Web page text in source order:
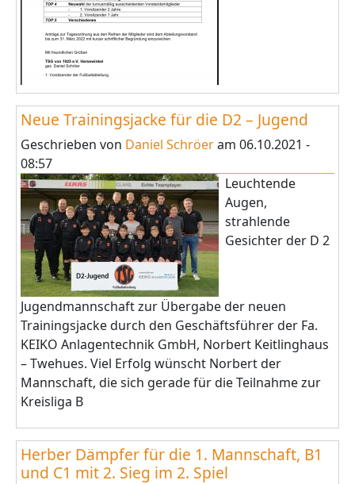
Neue Trainingsjacke für die D2 – Jugend
Geschrieben von Daniel Schröeram 06.10.2021 -
08:57
Leuchtende
Augen,
strahlende
Gesichter der D 2
Jugendmannschaft zur Übergabe der neuen
Trainingsjacke durch den Geschäftsführer der Fa.
KEIKO Anlagentechnik GmbH, Norbert Keitlinghaus
– Twehues. Viel Erfolg wünscht Norbert der
Mannschaft, die sich gerade für die Teilnahme zur
Kreisliga B
Herber Dämpfer für die 1. Mannschaft, B1
und C1 mit 2. Sieg im 2. Spiel